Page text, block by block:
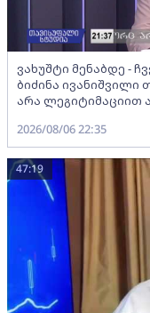
ვახუშტი მენაბდე -
ბიძინა ივანიშვილი
არა ლეგიტიმაციით
2026/08/06 22:35
47:19